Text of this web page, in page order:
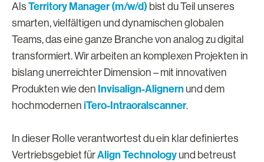
Als Territory Manager (m/w/d) bist du Teil unseres
smarten, vielfältigen und dynamischen globalen
Teams, das eine ganze Branche von analog zu digital
transformiert. Wir arbeiten an komplexen Projekten in
bislang unerreichter Dimension – mit innovativen
Produkten wie den Invisalign-Alignern und dem
hochmodernen iTero-Intraoralscanner.
In dieser Rolle verantwortest du ein klar definiertes
Vertriebsgebiet fürAlign Technology und betreust